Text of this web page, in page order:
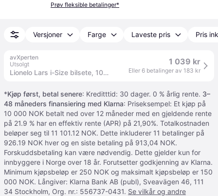
Prøv fleksible betalinger*
Versjoner Farge Laveste pris Pris
avXperten
Utsolgt
Lionelo Lars i-Size bilsete, 100-150 cm, maks 36 kg - Sort/Grå
1 039 kr
Eller 6 betalinger av 183 kr
*Kjøp først, betal senere: Kreditttid: 30 dager. 0 % årlig rente. 3–
48 måneders finansiering med Klarna: Priseksempel: Et kjøp på
10 000 NOK betalt ned over 12 måneder med en gjeldende rente
på 21.9 % har en effektiv rente (APR) på 21,90%. Totalkostnaden
beløper seg til 11 101.12 NOK. Dette inkluderer 11 betalinger på
926.19 NOK hver og en siste betaling på 913,04 NOK.
Forskuddsbetaling kan være nødvendig. Dette gjelder kun for
innbyggere i Norge over 18 år. Forutsetter godkjenning av Klarna.
Minimum kjøpsbeløp er 250 NOK og maksimalt kjøpsbeløp er 150
000 NOK. Långiver: Klarna Bank AB (publ), Sveavägen 46, 111
34 Stockholm, Org. nr.: 556737-0431. Se vilkår og andre